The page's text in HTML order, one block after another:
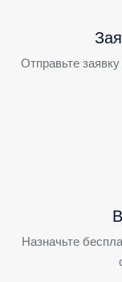
Отправьте
Назначьте